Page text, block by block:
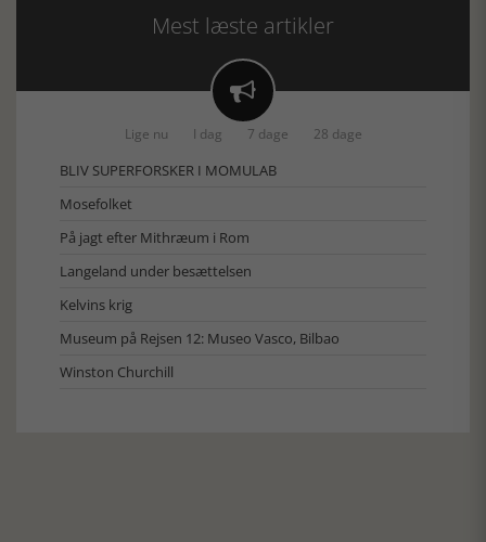
Mest læste artikler

Lige nu I dag 7 dage 28 dage
BLIV SUPERFORSKER I MOMULAB
Mosefolket
På jagt efter Mithræum i Rom
Langeland under besættelsen
Kelvins krig
Museum på Rejsen 12: Museo Vasco, Bilbao
Winston Churchill